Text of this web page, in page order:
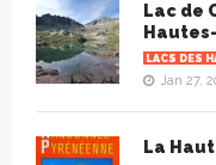
Lac de
LACS DES
Jan 27,
La